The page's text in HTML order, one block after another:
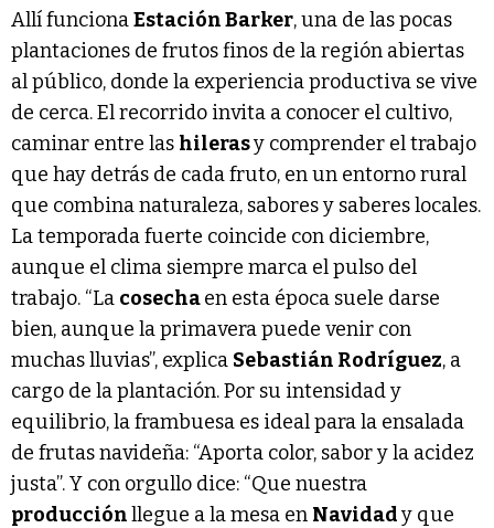
Allí funcionaEstación Barker, una de las pocas
plantaciones de frutos finos de la región abiertas
al público, donde la experiencia productiva se vive
de cerca. El recorrido invita a conocer el cultivo,
caminar entre las hilerasy comprender el trabajo
que hay detrás de cada fruto, en un entorno rural
que combina naturaleza, sabores y saberes locales.
La temporada fuerte coincide con diciembre,
aunque el clima siempre marca el pulso del
trabajo. “La cosechaen esta época suele darse
bien, aunque la primavera puede venir con
muchas lluvias”, explica Sebastián Rodríguez, a
cargo de la plantación. Por su intensidad y
equilibrio, la frambuesa es ideal para la ensalada
de frutas navideña: “Aporta color, sabor y la acidez
justa”. Y con orgullo dice: “Que nuestra
producciónllegue a la mesa en Navidady que